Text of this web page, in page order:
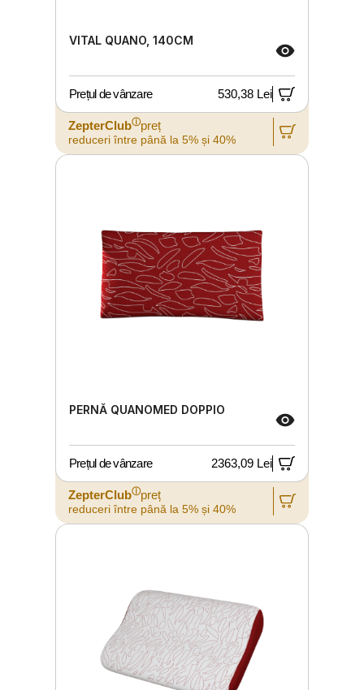
VITAL QUANO, 140CM
Prețul de vânzare 530,38 Lei
ZepterClubⓘpreț
reduceri între până la 5% și 40%
PERNĂ QUANOMED DOPPIO
Prețul de vânzare 2363,09 Lei
ZepterClubⓘpreț
reduceri între până la 5% și 40%